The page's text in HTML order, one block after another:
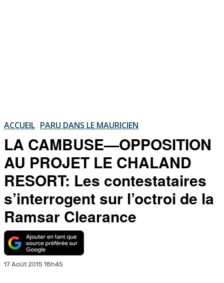
ACCUEIL PARU DANS LE MAURICIEN
LA CAMBUSE—OPPOSITION
AU PROJET LE CHALAND
RESORT: Les contestataires
s’interrogent sur l’octroi de la
Ramsar Clearance
17 Août 2015 18h45